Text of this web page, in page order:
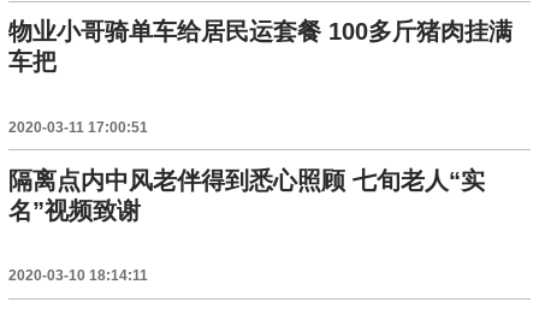
物业小哥骑单车给居民运套餐 100多斤猪肉挂满
车把
2020-03-11 17:00:51
隔离点内中风老伴得到悉心照顾 七旬老人“实
名”视频致谢
2020-03-10 18:14:11